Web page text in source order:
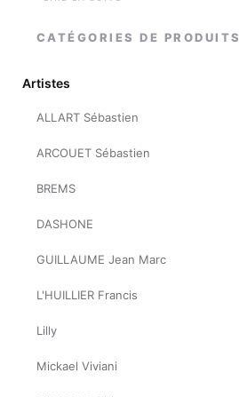
CATÉGORIES DE PRODUITS
Artistes
ALLART Sébastien
ARCOUET Sébastien
BREMS
DASHONE
GUILLAUME Jean Marc
L'HUILLIER Francis
Lilly
Mickael Viviani